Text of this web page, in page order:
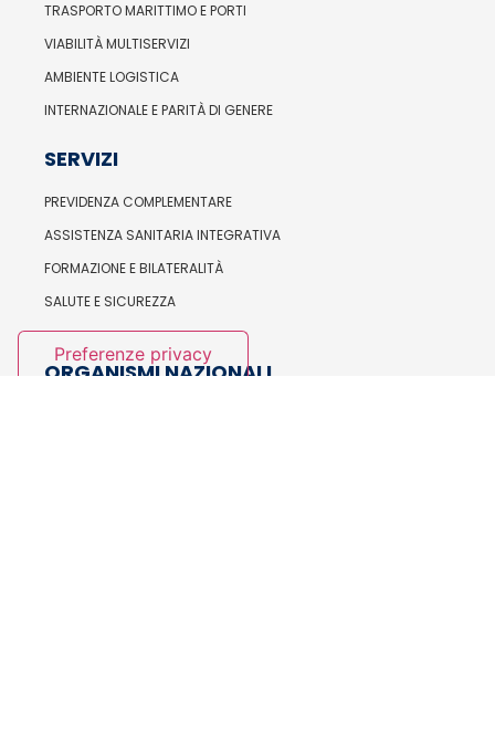
TRASPORTO MARITTIMO E PORTI
VIABILITÀ MULTISERVIZI
AMBIENTE LOGISTICA
INTERNAZIONALE E PARITÀ DI GENERE
SERVIZI
PREVIDENZA COMPLEMENTARE
ASSISTENZA SANITARIA INTEGRATIVA
FORMAZIONE E BILATERALITÀ
SALUTE E SICUREZZA
ORGANISMI NAZIONALI